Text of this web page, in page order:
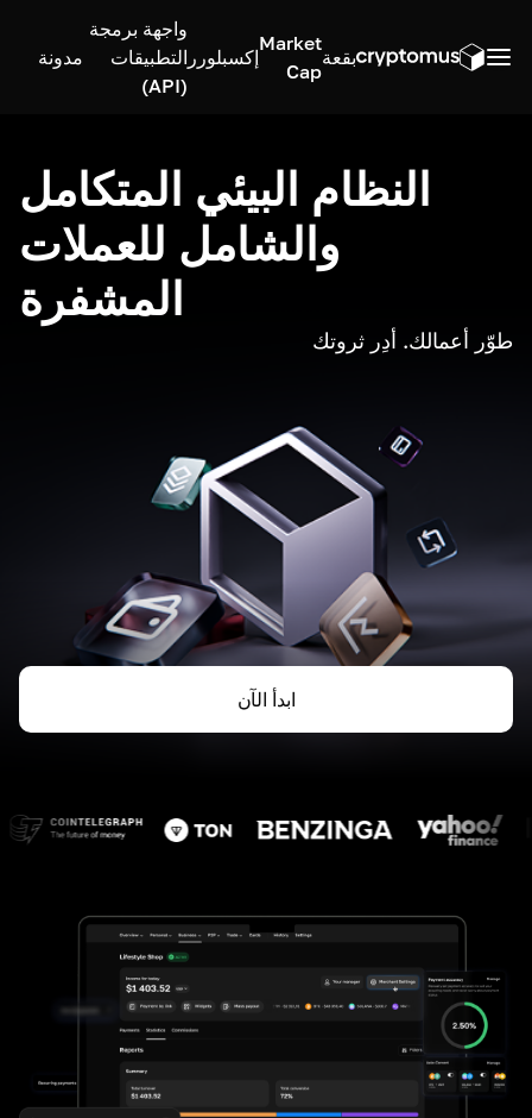
بقعة
Market
Cap
إكسبلورر
واجهة برمجة
التطبيقات
(API)
مدونة
النظام البيئي المتكامل
والشامل للعملات
المشفرة
طوّر أعمالك. أدِر ثروتك
ابدأ الآن